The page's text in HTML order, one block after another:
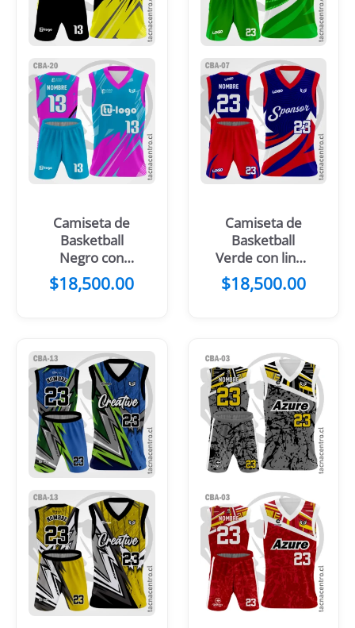
Camiseta de
Basketball
Negro con
Mangas
Amarillas
$18,500.00
Camiseta de
Basketball
Verde con linea
blanca
$18,500.00